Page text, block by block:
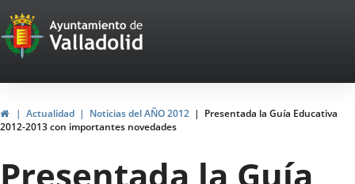
Portal
Web
del
Ayuntamiento
de
Valladolid
HomeActualidad Noticias del AÑO 2012
Presentada la Guía Educativa
2012-2013 con importantes novedades
Presentada la Guía